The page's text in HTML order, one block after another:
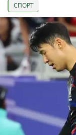
СПОРТ